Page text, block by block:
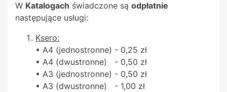
W Katalogach świadczone są odpłatnie
następujące usługi:
Ksero:
• A4 (jednostronne) - 0,25 zł
• A4 (dwustronne) - 0,50 zł
• A3 (jednostronne) - 0,50 zł
• A3 (dwustronne) - 1,00 zł